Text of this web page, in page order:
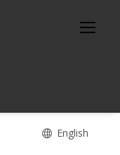
English